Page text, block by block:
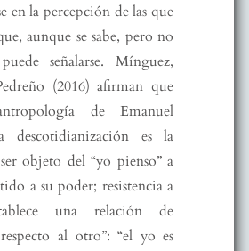
en la percepción de las que
aunque se sabe, pero no
señalarse. Mínguez,
(2016) afirman que
de Emanuel
descotidianización es la
objeto del “yo pienso” a
a su poder; resistencia a
una relación de
al otro”: “el yo es